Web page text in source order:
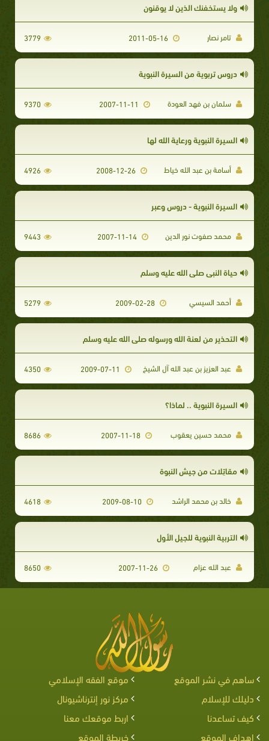
ولا يستخفنك الذين لا يوقنون
تامر نصار 3779
دروس تربوية من السيرة النبوية
سلمان بن فهد العودة 9370
السيرة النبوية ورعاية الله لها
أسامة بن عبد الله خياط 4926
السيرة النبوية - دروس وعبر
محمد صفوت نور الدين 2007-11-14
9443
حياة النبي صلى الله عليه وسلم
أحمد السيسي 2009-02-28
5279
التحذير من لعنة الله ورسوله صلى الله عليه وسلم
عبد العزيز بن عبد الله آل الشيخ 4350
السيرة النبوية .. لماذا؟
محمد حسين يعقوب 8686
مقاتِلات من جيش النبوة
خالد بن محمد الراشد 2009-08-10
4618
التربية النبوية للجيل الأول
عبد الله عزام 2007-11-26
8650
ساهم في نشر الموقع
موقع الفقه الإسلامي
دليلك للإسلام
مركز نور إنترناشيونال
كيف تساعدنا
اربط موقعك معنا
اهداف الموقع
خريطة الموقع